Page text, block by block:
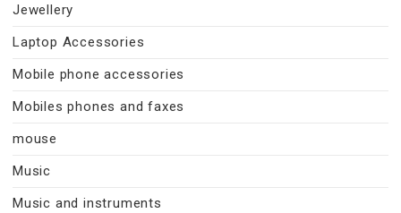
Jewellery
Laptop Accessories
Mobile phone accessories
Mobiles phones and faxes
mouse
Music
Music and instruments